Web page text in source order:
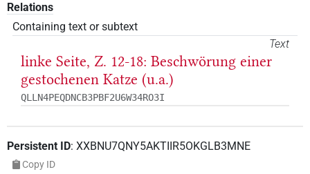
Relations
Containing text or subtext
Text
linke Seite, Z. 12-18: Beschwörung einer
gestochenen Katze (u.a.)
QLLN4PEQDNCB3PBF2U6W34RO3I
Persistent ID: XXBNU7QNY5AKTIIR5OKGLB3MNE
Copy ID